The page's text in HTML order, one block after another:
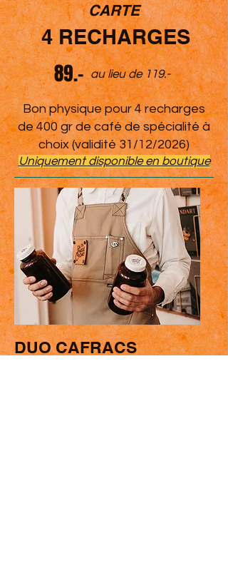
CARTE
4 RECHARGES
89.- au lieu de 119.-
Bon physique pour 4 recharges
de 400 gr de café de spécialité à
choix (validité 31/12/2026)
Uniquement disponible en boutique
DUO CAFRACS